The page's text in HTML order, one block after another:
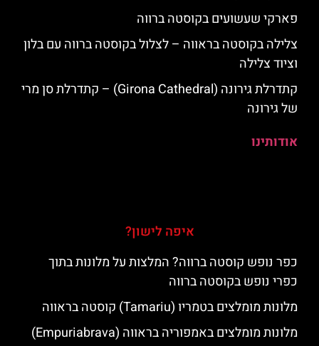
פארקי שעשועים בקוסטה ברווה
צלילה בקוסטה בראווה – לצלול בקוסטה ברווה עם בלון
וציוד צלילה
קתדרלת גירונה (Girona Cathedral) – קתדרלת סן מרי
של גירונה
אודותינו
איפה לישון?
כפר נופש קוסטה ברווה? המלצות על מלונות בתוך
כפרי נופש בקוסטה ברווה
מלונות מומלצים בטמריו (Tamariu) קוסטה בראווה
מלונות מומלצים באמפוריה בראווה (Empuriabrava)